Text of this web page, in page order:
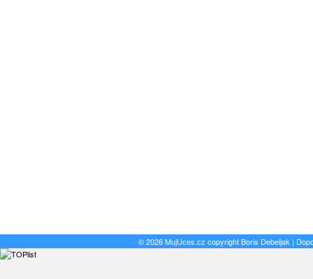
© 2026 MujUces.cz copyrightBoris Debeljak |